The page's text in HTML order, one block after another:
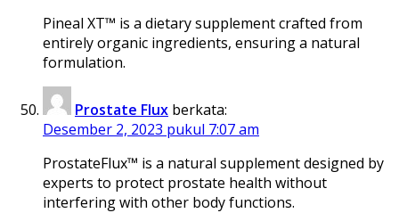
Pineal XT™ is a dietary supplement crafted from
entirely organic ingredients, ensuring a natural
formulation.
Prostate Flux berkata:
Desember 2, 2023 pukul 7:07 am
ProstateFlux™ is a natural supplement designed by
experts to protect prostate health without
interfering with other body functions.